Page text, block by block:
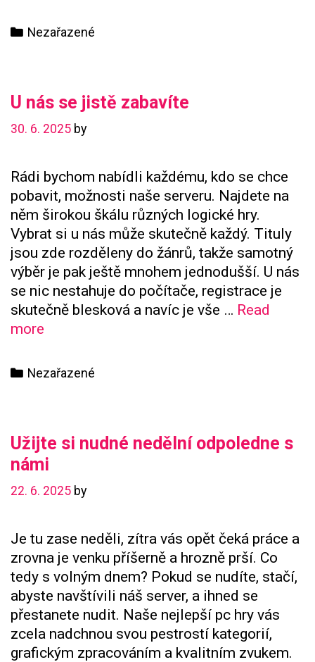
do
Categories
Nezařazené
U nás se jistě zabavíte
30. 6. 2025 by
Rádi bychom nabídli každému, kdo se chce
pobavit, možnosti naše serveru. Najdete na
něm širokou škálu různých logické hry.
Vybrat si u nás může skutečně každý. Tituly
jsou zde rozděleny do žánrů, takže samotný
výběr je pak ještě mnohem jednodušší. U nás
se nic nestahuje do počítače, registrace je
skutečně blesková a navíc je vše … Read
more
se
Categories
Nezařazené
Užijte si nudné nedělní odpoledne s
námi
22. 6. 2025 by
Je tu zase neděli, zítra vás opět čeká práce a
zrovna je venku příšerně a hrozně prší. Co
tedy s volným dnem? Pokud se nudíte, stačí,
abyste navštívili náš server, a ihned se
přestanete nudit. Naše nejlepší pc hry vás
zcela nadchnou svou pestrostí kategorií,
grafickým zpracováním a kvalitním zvukem.